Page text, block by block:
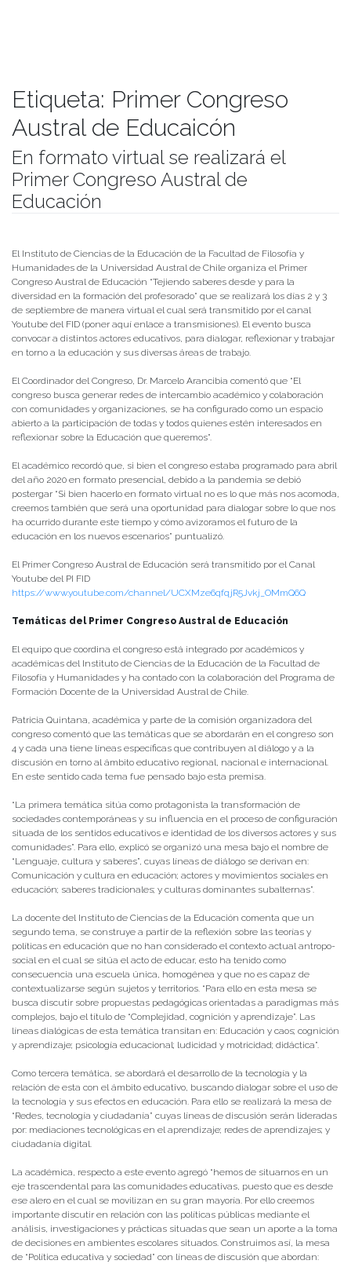
Etiqueta: Primer Congreso
Austral de Educaicón
En formato virtual se realizará el
Primer Congreso Austral de
Educación
El Instituto de Ciencias de la Educación de la Facultad de Filosofía y
Humanidades de la Universidad Austral de Chile organiza el Primer
Congreso Austral de Educación “Tejiendo saberes desde y para la
diversidad en la formación del profesorado” que se realizará los días 2 y 3
de septiembre de manera virtual el cual será transmitido por el canal
Youtube del FID (poner aquí enlace a transmisiones). El evento busca
convocar a distintos actores educativos, para dialogar, reflexionar y trabajar
en torno a la educación y sus diversas áreas de trabajo.
El Coordinador del Congreso, Dr. Marcelo Arancibia comentó que “El
congreso busca generar redes de intercambio académico y colaboración
con comunidades y organizaciones, se ha configurado como un espacio
abierto a la participación de todas y todos quienes estén interesados en
reflexionar sobre la Educación que queremos”.
El académico recordó que, si bien el congreso estaba programado para abril
del año 2020 en formato presencial, debido a la pandemia se debió
postergar “Si bien hacerlo en formato virtual no es lo que más nos acomoda,
creemos también que será una oportunidad para dialogar sobre lo que nos
ha ocurrido durante este tiempo y cómo avizoramos el futuro de la
educación en los nuevos escenarios” puntualizó.
El Primer Congreso Austral de Educación será transmitido por el Canal
Youtube del PI FID
https://www.youtube.com/channel/UCXMze6qfqjR5Jvkj_OMmQ6Q
Temáticas del Primer Congreso Austral de Educación
El equipo que coordina el congreso está integrado por académicos y
académicas del Instituto de Ciencias de la Educación de la Facultad de
Filosofía y Humanidades y ha contado con la colaboración del Programa de
Formación Docente de la Universidad Austral de Chile.
Patricia Quintana, académica y parte de la comisión organizadora del
congreso comentó que las temáticas que se abordarán en el congreso son
4 y cada una tiene líneas específicas que contribuyen al diálogo y a la
discusión en torno al ámbito educativo regional, nacional e internacional.
En este sentido cada tema fue pensado bajo esta premisa.
“La primera temática sitúa como protagonista la transformación de
sociedades contemporáneas y su influencia en el proceso de configuración
situada de los sentidos educativos e identidad de los diversos actores y sus
comunidades”. Para ello, explicó se organizó una mesa bajo el nombre de
“Lenguaje, cultura y saberes”, cuyas líneas de diálogo se derivan en:
Comunicación y cultura en educación; actores y movimientos sociales en
educación; saberes tradicionales; y culturas dominantes subalternas”.
La docente del Instituto de Ciencias de la Educación comenta que un
segundo tema, se construye a partir de la reflexión sobre las teorías y
políticas en educación que no han considerado el contexto actual antropo-
social en el cual se sitúa el acto de educar, esto ha tenido como
consecuencia una escuela única, homogénea y que no es capaz de
contextualizarse según sujetos y territorios. “Para ello en esta mesa se
busca discutir sobre propuestas pedagógicas orientadas a paradigmas más
complejos, bajo el título de “Complejidad, cognición y aprendizaje”. Las
líneas dialógicas de esta temática transitan en: Educación y caos; cognición
y aprendizaje; psicología educacional; ludicidad y motricidad; didáctica”.
Como tercera temática, se abordará el desarrollo de la tecnología y la
relación de esta con el ámbito educativo, buscando dialogar sobre el uso de
la tecnología y sus efectos en educación. Para ello se realizará la mesa de
“Redes, tecnología y ciudadanía” cuyas líneas de discusión serán lideradas
por: mediaciones tecnológicas en el aprendizaje; redes de aprendizajes; y
ciudadanía digital.
La académica, respecto a este evento agregó “hemos de situarnos en un
eje trascendental para las comunidades educativas, puesto que es desde
ese alero en el cual se movilizan en su gran mayoría. Por ello creemos
importante discutir en relación con las políticas públicas mediante el
análisis, investigaciones y prácticas situadas que sean un aporte a la toma
de decisiones en ambientes escolares situados. Construimos así, la mesa
de “Política educativa y sociedad” con líneas de discusión que abordan: